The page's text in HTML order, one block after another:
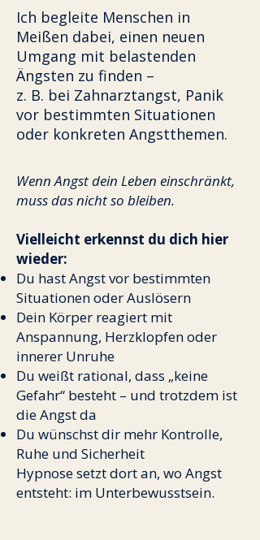
Ich begleite Menschen in
Meißen dabei, einen neuen
Umgang mit belastenden
Ängsten zu finden –
z. B. bei Zahnarztangst, Panik
vor bestimmten Situationen
oder konkreten Angstthemen.
Wenn Angst dein Leben einschränkt,
muss das nicht so bleiben.
Vielleicht erkennst du dich hier
wieder:
Du hast Angst vor bestimmten
Situationen oder Auslösern
Dein Körper reagiert mit
Anspannung, Herzklopfen oder
innerer Unruhe
Du weißt rational, dass „keine
Gefahr“ besteht – und trotzdem ist
die Angst da
Du wünschst dir mehr Kontrolle,
Ruhe und Sicherheit
Hypnose setzt dort an, wo Angst
entsteht: im Unterbewusstsein.